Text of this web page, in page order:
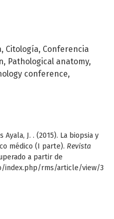
Citología Conferencia
Pathological anatomy
conference
Ayala, J. . (2015). La biopsia y
médico (I parte). Revista
a partir de
index.php/rms/article/view/3